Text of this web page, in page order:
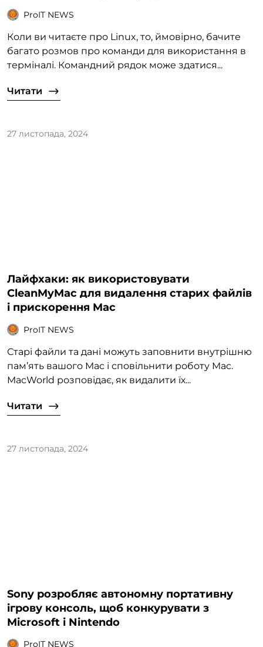
ProIT NEWS
Коли ви читаєте про Linux, то, ймовірно, бачите
багато розмов про команди для використання в
терміналі. Командний рядок може здатися...
Читати
27 листопада, 2024
Лайфхаки: як використовувати
CleanMyMac для видалення старих файлів
і прискорення Mac
ProIT NEWS
Старі файли та дані можуть заповнити внутрішню
пам’ять вашого Mac і сповільнити роботу Mac.
MacWorld розповідає, як видалити їх...
Читати
27 листопада, 2024
Sony розробляє автономну портативну
ігрову консоль, щоб конкурувати з
Microsoft і Nintendo
ProIT NEWS